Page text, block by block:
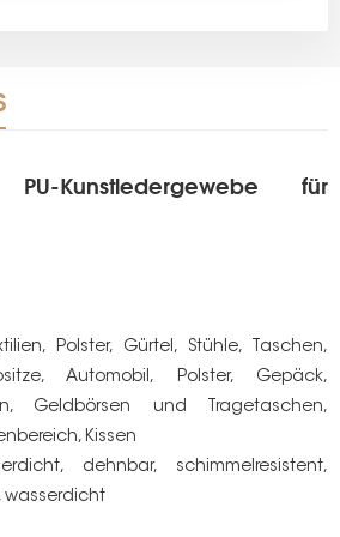
PU-Kunstledergewebe für
Polster, Gürtel, Stühle, Taschen,
Automobil, Polster, Gepäck,
Geldbörsen und Tragetaschen,
Kissen
dehnbar, schimmelresistent,
wasserdicht